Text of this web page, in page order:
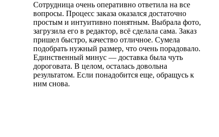
Сотрудница очень оперативно ответила на все
вопросы. Процесс заказа оказался достаточно
простым и интуитивно понятным. Выбрала фото,
загрузила его в редактор, всё сделала сама. Заказ
пришел быстро, качество отличное. Сумела
подобрать нужный размер, что очень порадовало.
Единственный минус — доставка была чуть
дороговата. В целом, осталась довольна
результатом. Если понадобится еще, обращусь к
ним снова.